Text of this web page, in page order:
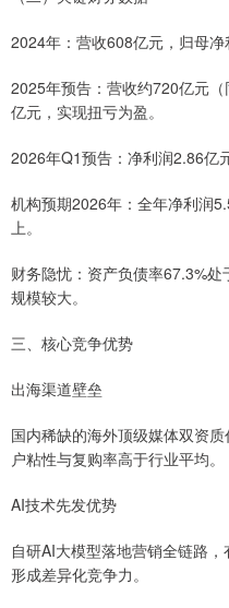
2024年：营收608亿元，归母净
2025年预告：营收约720亿元
亿元，实现扭亏为盈。
2026年Q1预告：净利润2.86亿
机构预期2026年：全年净利润
上。
财务隐忧：资产负债率67.3%
规模较大。
三、核心竞争优势
出海渠道壁垒
国内稀缺的海外顶级媒体双资
户粘性与复购率高于行业平均。
AI技术先发优势
自研AI大模型落地营销全链路
形成差异化竞争力。